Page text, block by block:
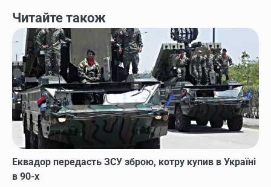
navigation
Читайте також
Еквадор передасть ЗСУ зброю, котру купив в Україні
в 90-х